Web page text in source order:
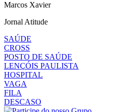
Marcos Xavier
Jornal Atitude
SAÚDE
CROSS
POSTO DE SAÚDE
LENÇÓIS PAULISTA
HOSPITAL
VAGA
FILA
DESCASO